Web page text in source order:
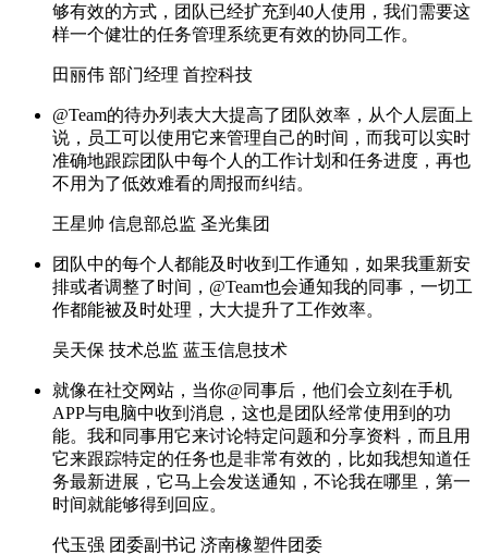
够有效的方式，团队已经扩充到40人使用，我们需要这
样一个健壮的任务管理系统更有效的协同工作。
田丽伟 部门经理 首控科技
@Team的待办列表大大提高了团队效率，从个人层面上
说，员工可以使用它来管理自己的时间，而我可以实时
准确地跟踪团队中每个人的工作计划和任务进度，再也
不用为了低效难看的周报而纠结。
王星帅 信息部总监 圣光集团
团队中的每个人都能及时收到工作通知，如果我重新安
排或者调整了时间，@Team也会通知我的同事，一切工
作都能被及时处理，大大提升了工作效率。
吴天保 技术总监 蓝玉信息技术
就像在社交网站，当你@同事后，他们会立刻在手机
APP与电脑中收到消息，这也是团队经常使用到的功
能。我和同事用它来讨论特定问题和分享资料，而且用
它来跟踪特定的任务也是非常有效的，比如我想知道任
务最新进展，它马上会发送通知，不论我在哪里，第一
时间就能够得到回应。
代玉强 团委副书记 济南橡塑件团委